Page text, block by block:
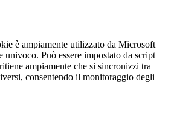
è ampiamente utilizzato da Microsoft
univoco. Può essere impostato da script
ampiamente che si sincronizzi tra
consentendo il monitoraggio degli